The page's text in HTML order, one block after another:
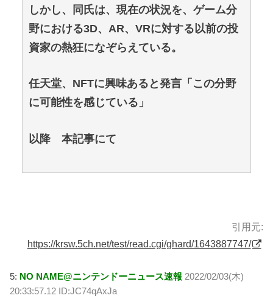
しかし、同氏は、現在の状況を、ゲーム分
野における3D、AR、VRに対する以前の投
資家の熱狂になぞらえている。
任天堂、NFTに興味あると発言「この分野
に可能性を感じている」
以降 本記事にて
引用元:
https://krsw.5ch.net/test/read.cgi/ghard/1643887747/
5: NO NAME@ニンテンドーニュース速報 2022/02/03(木)
20:33:57.12 ID:JC74qAxJa